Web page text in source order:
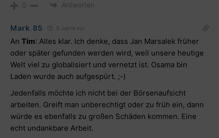
0 Antworten
Mark 85 5 Jahre vor
An Tim: Alles klar. Ich denke, dass Jan Marsalek früher
oder später gefunden werden wird, weil unsere heutige
Welt viel zu globalisiert und vernetzt ist. Osama bin
Laden wurde auch aufgespürt. ;-)
Jedenfalls möchte ich nicht bei der Börsenaufsicht
arbeiten. Greift man unberechtigt oder zu früh ein, dann
würde es ebenfalls zu großen Schäden kommen. Eine
echt undankbare Arbeit.